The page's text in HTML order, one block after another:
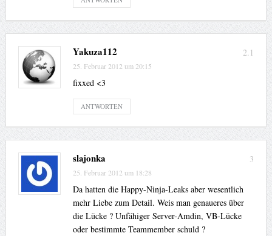
2.1
Yakuza112
25. Februar 2012 um 20:15
fixxed <3
ANTWORTEN
3
slajonka
25. Februar 2012 um 18:28
Da hatten die Happy-Ninja-Leaks aber wesentlich
mehr Liebe zum Detail. Weis man genaueres über
die Lücke ? Unfähiger Server-Amdin, VB-Lücke
oder bestimmte Teammember schuld ?